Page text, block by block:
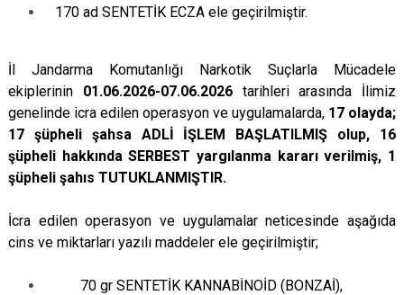
170 ad SENTETİK ECZA ele geçirilmiştir.
İl Jandarma Komutanlığı Narkotik Suçlarla Mücadele
ekiplerinin 01.06.2026-07.06.2026tarihleri arasında İlimiz
genelinde icra edilen operasyon ve uygulamalarda, 17 olayda;
17 şüpheli şahsa ADLİ İŞLEM BAŞLATILMIŞ olup, 16
şüpheli hakkında SERBEST yargılanma kararı verilmiş, 1
şüpheli şahıs TUTUKLANMIŞTIR.
İcra edilen operasyon ve uygulamalar neticesinde aşağıda
cins ve miktarları yazılı maddeler ele geçirilmiştir;
70 gr SENTETİK KANNABİNOİD (BONZAİ),